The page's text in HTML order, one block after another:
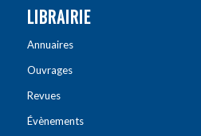
LIBRAIRIE
Annuaires
Ouvrages
Revues
Évènements